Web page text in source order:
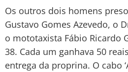
Os outros dois homens
Gustavo Gomes Azevedo, o
o mototaxista Fábio Ricardo
38. Cada um ganhava 50
entrega da proprina. O cabo